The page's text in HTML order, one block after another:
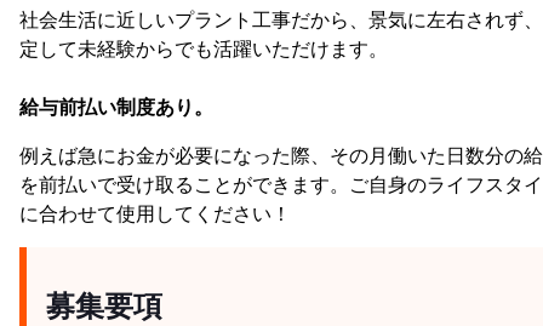
社会生活に近しいプラント工事だから、景気に左右されず
定して未経験からでも活躍いただけます。
給与前払い制度あり。
例えば急にお金が必要になった際、その月働いた日数分の
を前払いで受け取ることができます。ご自身のライフスタ
に合わせて使用してください！
募集要項